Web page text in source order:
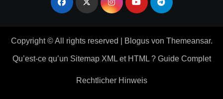
Copyright © All rights reserved Blogusvon Themeansar.
Qu’est-ce qu’un Sitemap XML et HTML ? Guide Complet
Rechtlicher Hinweis